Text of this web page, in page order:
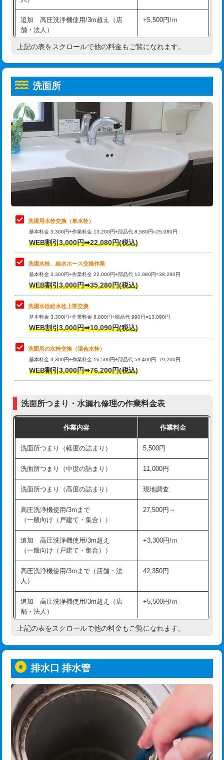
コンクリート斫り（厚さ10㎝超え）
モルタル補修（厚さ10㎝まで） 27,500円
モルタル補修（厚さ10㎝超え） 38,500円
洗面台設置 38,500円
追加人工
廃棄・処分 現場見積
※給水管工事は20mmまでの価格です。
給水管工事※（ホール加工)
給水管工事※（バンド止め) 3,300円
給水管工事※（支持金具設置) 5,500円
給水管工事※（保温材使用（バンド止
め込み）)
5,500円
給水管工事※（土の掘削・埋め戻し作
業)
11,000円
給水管工事※（塩ビ管（VP・HI）使
用/3ｍまで)
33,000円
給水管工事※（塩ビ管（VP・HI）使
用（追加）/3ｍ超え)
給水管工事※（ライニング鋼管・銅
管・ポリ管・HT管使用/3ｍまで)
44,000円
給水管工事※（ライニング鋼管・銅
管・ポリ管・HT管使用/3ｍ超え)
排水管工事（土の掘削・埋め戻し作
業）
排水管工事（排水管工事/3ｍまで） 55,000円
排水管工事（追加 排水管工事/3ｍ超
え）
マス交換（土の掘削・埋め戻し作業）
マス交換（深さ50㎝未満）
マス交換（深さ50㎝以上）
モルタル補修（厚さ10㎝まで） 27,500円
モルタル補修（厚さ10㎝超え） 38,500円
洗面台設置 38,500円
バスタブ設置 現場見積
追加人工 16,500円
廃棄・処分 現場見積
※給水管工事は20mmまでの価格です。
追加 高圧洗浄機使用/3m超え（店
舗・法人）
+5,500円/ｍ
高度高圧洗浄換 現地調査
トーラー機使用/3mまで
追加トーラー機使用/3m超え +3,300円
カメラ調査 33,000円
桝清掃
止水・漏水調査・防水処理・清掃・修
理・調整・分解・加工など（軽作業）
11,000円
止水・漏水調査・防水処理・清掃・修
理・調整・分解・加工など（中作業）
22,000円
止水・漏水調査・防水処理・清掃・修
理・調整・分解・加工など（重作業）
33,000円
キッチンタンク脱着
その他部品の脱着
交換・取付（タンク）
交換・取付(単水栓（壁付・デッキ
式）)
交換・取付(混合水栓（壁付・デッキ
式・ワンホール）)
16,500円+材料費
（P/S/ポップアップ））
交換・取付（その他部品） 11,000円+材料費
持込商品取付（単水栓） 13,200円
持込商品取付（混合水栓） 16,500円
持込商品取付（浄水器・分岐水栓） 16,500円
給水管工事※（ホール加工) 16,500円
給水管工事※（バンド止め)
給水管工事※（支持金具設置) 5,500円
給水管工事※（保温材使用（バンド止
め込み）)
5,500円
給水管工事※（土の掘削・埋め戻し作
業)
11,000円
給水管工事※（塩ビ管（VP・HI）使
用/3ｍまで)
用（追加）/3ｍ超え)
給水管工事※（ライニング鋼管・銅
管・ポリ管・HT管使用/3ｍまで)
44,000円
給水管工事※（ライニング鋼管・銅
管・ポリ管・HT管使用/3ｍ超え)
+8,800円
排水管工事（土の掘削・埋め戻し作
業）
11,000円~
上記の表をスクロールで他の料金もご覧になれます。
洗面所
洗濯用水栓交換（単水栓）
基本料金 3,300円+作業料金 13,200円+部品代 8,580円=25,080円
WEB割引3,000円➡22,080円(税込)
洗濯水栓、給水ホース交換作業
基本料金 3,300円+作業料金 22,000円+部品代 12,980円=38,280円
WEB割引3,000円➡35,280円(税込)
洗濯水栓給水栓上部交換
基本料金 3,300円+作業料金 8,800円+部品代 990円=13,090円
WEB割引3,000円➡10,090円(税込)
洗面所の水栓交換（混合水栓）
基本料金 3,300円+作業料金 16,500円+部品代 59,400円=79,200円
WEB割引3,000円➡76,200円(税込)
洗面所つまり・水漏れ修理の作業料金表
作業内容 作業料金
洗面所つまり（軽度の詰まり） 5,500円
洗面所つまり（中度の詰まり） 11,000円
洗面所つまり（高度の詰まり） 現地調査
高圧洗浄機使用/3mまで
（一般向け（戸建て・集合））
27,500円～
追加 高圧洗浄機使用/3m超え
（一般向け（戸建て・集合））
+3,300円/ｍ
高圧洗浄機使用/3mまで（店舗・法
人）
42,350円
追加 高圧洗浄機使用/3m超え（店
舗・法人）
+5,500円/ｍ
高度高圧洗浄換 現地調査
トーラー機使用/3mまで
追加トーラー機使用/3m超え +3,300円
カメラ調査 33,000円
桝清掃 8,800円
止水・漏水調査・防水処理・清掃・修
11,000円
上記の表をスクロールで他の料金もご覧になれます。
排水口 排水管